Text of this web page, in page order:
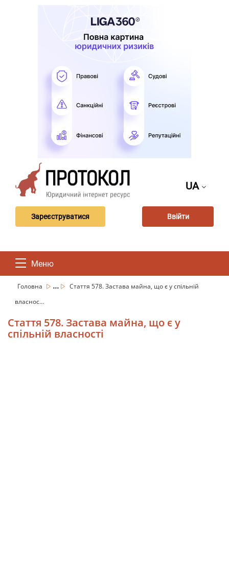
UA
Зареєструватися Ввійти
Меню
Головна ...
Стаття 578. Застава майна, що є у спільній
власнос...
Стаття 578. Застава майна, що є у
спільній власності